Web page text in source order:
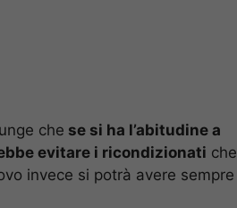
che se si ha l’abitudine a
evitare i ricondizionati che
invece si potrà avere sempre